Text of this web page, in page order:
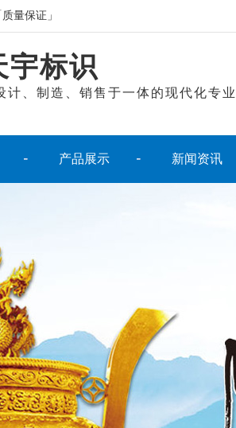
量保证」
宇标识
计、制造、销售于一体的现代化专
产品展示 新闻资讯